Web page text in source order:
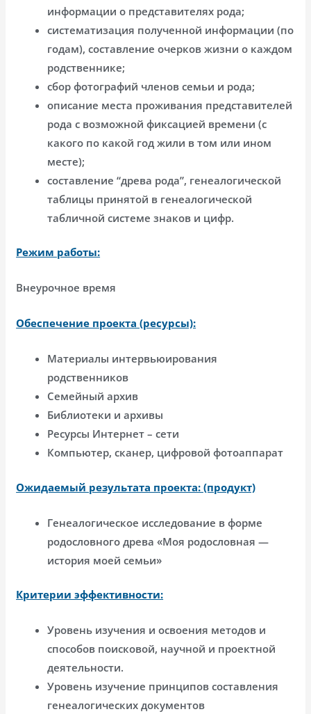
информации о представителях рода;
систематизация полученной информации (по
годам), составление очерков жизни о каждом
родственнике;
сбор фотографий членов семьи и рода;
описание места проживания представителей
рода с возможной фиксацией времени (с
какого по какой год жили в том или ином
месте);
составление “древа рода”, генеалогической
таблицы принятой в генеалогической
табличной системе знаков и цифр.
Режим работы:
Внеурочное время
Обеспечение проекта (ресурсы):
Материалы интервьюирования
родственников
Семейный архив
Библиотеки и архивы
Ресурсы Интернет – сети
Компьютер, сканер, цифровой фотоаппарат
Ожидаемый результата проекта: (продукт)
Генеалогическое исследование в форме
родословного древа «Моя родословная —
история моей семьи»
Критерии эффективности:
Уровень изучения и освоения методов и
способов поисковой, научной и проектной
деятельности.
Уровень изучение принципов составления
генеалогических документов